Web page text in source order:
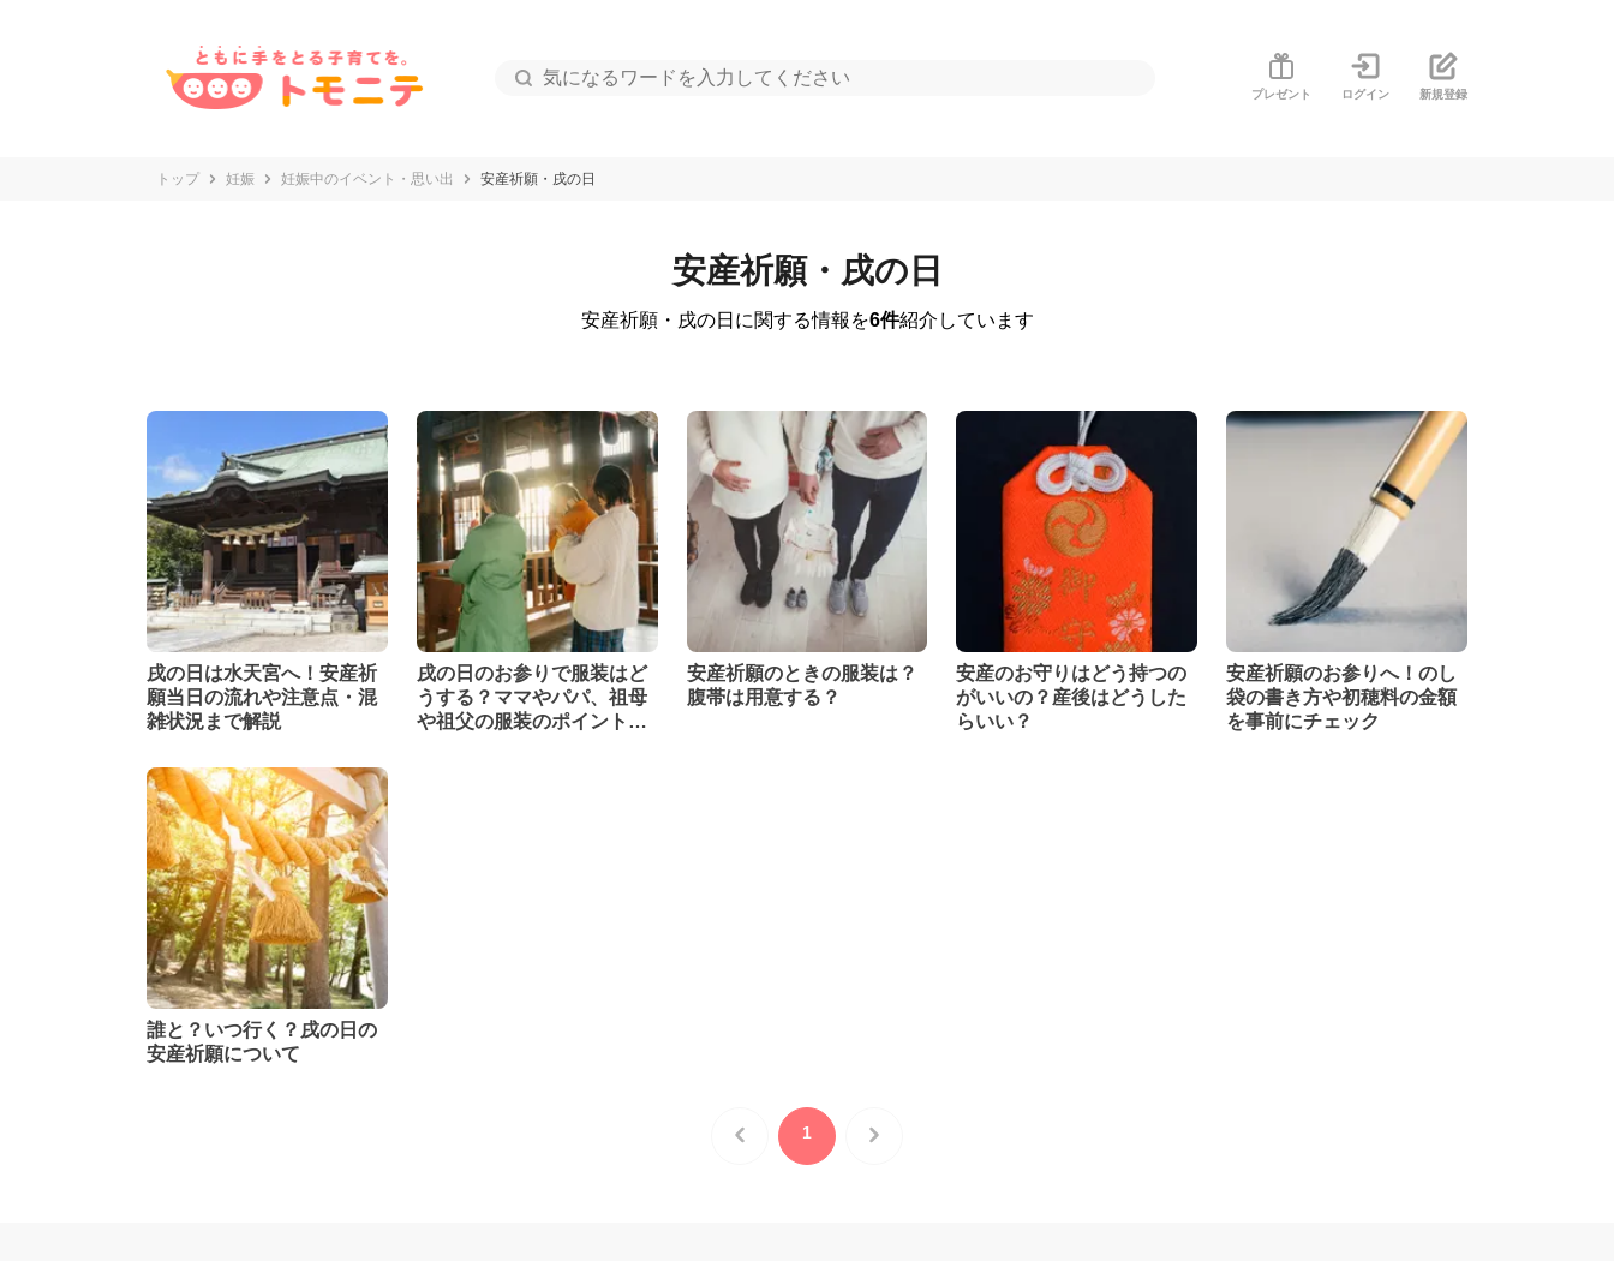
プレゼント ログイン 新規登録
トップ 妊娠 妊娠中のイベント・思い出 安産祈願・戌の日
安産祈願・戌の日
安産祈願・戌の日に関する情報を6件紹介しています
戌の日は水天宮へ！安産祈
願当日の流れや注意点・混
雑状況まで解説
戌の日のお参りで服装はど
うする？ママやパパ、祖母
や祖父の服装のポイントを
安産祈願のときの服装は？
腹帯は用意する？
安産のお守りはどう持つの
がいいの？産後はどうした
らいい？
安産祈願のお参りへ！のし
袋の書き方や初穂料の金額
を事前にチェック
誰と？いつ行く？戌の日の
安産祈願について
1